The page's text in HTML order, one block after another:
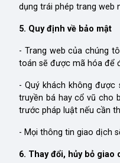
dụng trái phép trang web
5. Quy định về bảo mật
- Trang web của chúng
toán sẽ được mã hóa để
- Quý khách không
truyền bá hay cổ vũ cho
trước pháp luật nếu cần
- Mọi thông tin giao dịch
6. Thay đổi, hủy bỏ giao